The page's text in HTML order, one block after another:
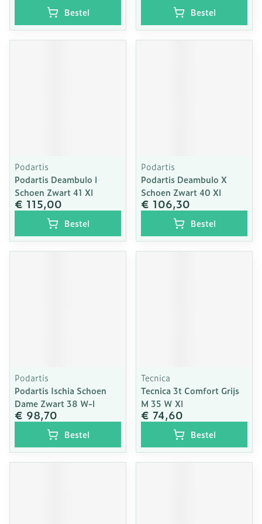
Bestel Bestel
Podartis
Podartis Deambulo l
Schoen Zwart 41 Xl
€ 115,00
Bestel
Podartis
Podartis Deambulo X
Schoen Zwart 40 Xl
€ 106,30
Bestel
Podartis
Podartis Ischia Schoen
Dame Zwart 38 W-l
€ 98,70
Bestel
Tecnica
Tecnica 3t Comfort Grijs
M 35 W Xl
€ 74,60
Bestel